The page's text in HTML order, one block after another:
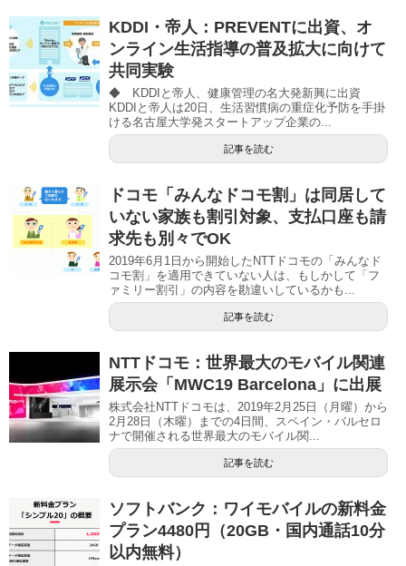
KDDI・帝人：PREVENTに出資、オ
ンライン生活指導の普及拡大に向けて
共同実験
◆ KDDIと帝人、健康管理の名大発新興に出資
KDDIと帝人は20日、生活習慣病の重症化予防を手掛
ける名古屋大学発スタートアップ企業の...
記事を読む
ドコモ「みんなドコモ割」は同居して
いない家族も割引対象、支払口座も請
求先も別々でOK
2019年6月1日から開始したNTTドコモの「みんなド
コモ割」を適用できていない人は、もしかして「フ
ァミリー割引」の内容を勘違いしているかも...
記事を読む
NTTドコモ：世界最大のモバイル関連
展示会「MWC19 Barcelona」に出展
株式会社NTTドコモは、2019年2月25日（月曜）から
2月28日（木曜）までの4日間、スペイン・バルセロ
ナで開催される世界最大のモバイル関...
記事を読む
ソフトバンク：ワイモバイルの新料金
プラン4480円（20GB・国内通話10分
以内無料）